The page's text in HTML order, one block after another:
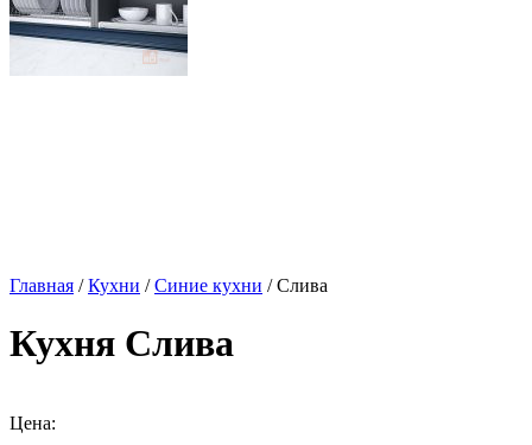
Главная /Кухни /Синие кухни / Слива
Кухня Слива
Цена: